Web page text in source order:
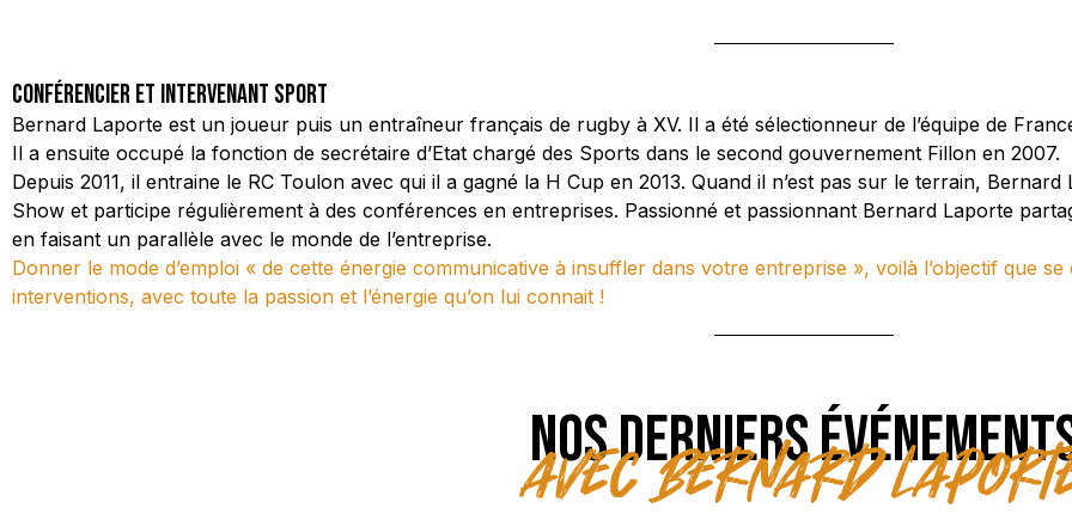
conférencier et intervenant Sport
Bernard Laporte est un joueur puis un entraîneur français de rugby à XV. Il a été sélectionneur de l’équipe de
Il a ensuite occupé la fonction de secrétaire d’Etat chargé des Sports dans le second gouvernement Fillon en 2007.
Depuis 2011, il entraine le RC Toulon avec qui il a gagné la H Cup en 2013. Quand il n’est pas sur le terrain,
Show et participe régulièrement à des conférences en entreprises. Passionné et passionnant Bernard Laporte
en faisant un parallèle avec le monde de l’entreprise.
Donner le mode d’emploi « de cette énergie communicative à insuffler dans votre entreprise », voilà l’objectif que
interventions, avec toute la passion et l’énergie qu’on lui connait !
NOS DERNIERS
avec Bernard